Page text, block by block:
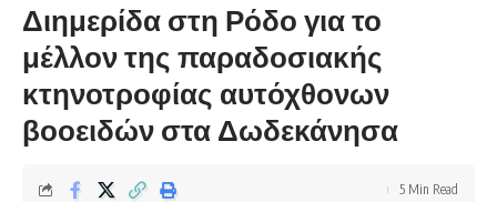
Διημερίδα στη Ρόδο για το
μέλλον της παραδοσιακής
κτηνοτροφίας αυτόχθονων
βοοειδών στα Δωδεκάνησα
5 Min Read